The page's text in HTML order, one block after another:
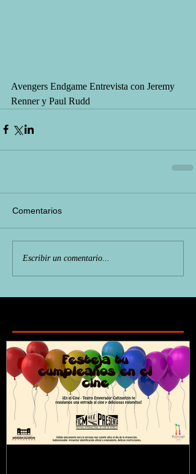
Avengers Endgame Entrevista con Jeremy
Renner y Paul Rudd
Comentarios
Escribir un comentario...